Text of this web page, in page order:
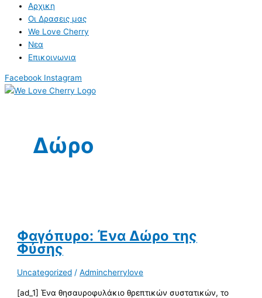
Αρχικη
Οι Δρασεις μας
We Love Cherry
Νεα
Επικοινωνια
Facebook Instagram
Δώρο
Φαγόπυρο: Ένα Δώρο της
Φύσης
Uncategorized /Admincherrylove
[ad_1] Ένα θησαυροφυλάκιο θρεπτικών συστατικών, το